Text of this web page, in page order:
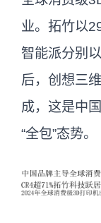
业。拓竹以
智能派分别
后，创想三
成，这是中
“全包”态势。